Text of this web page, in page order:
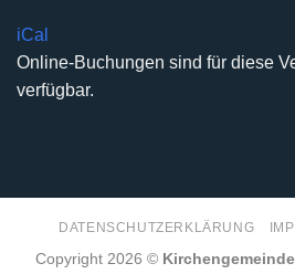
iCal
Online-Buchungen sind für diese
verfügbar.
DATENSCHUTZERKLÄRUNG
Copyright 2026 ©